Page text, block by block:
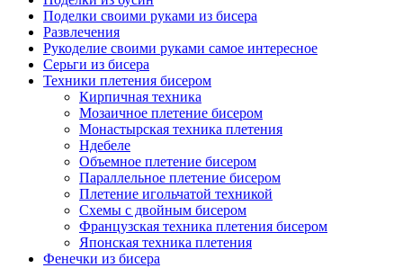
Поделки своими руками из бисера
Развлечения
Рукоделие своими руками самое интересное
Серьги из бисера
Техники плетения бисером
Кирпичная техника
Мозаичное плетение бисером
Монастырская техника плетения
Ндебеле
Объемное плетение бисером
Параллельное плетение бисером
Плетение игольчатой техникой
Схемы с двойным бисером
Французская техника плетения бисером
Японская техника плетения
Фенечки из бисера